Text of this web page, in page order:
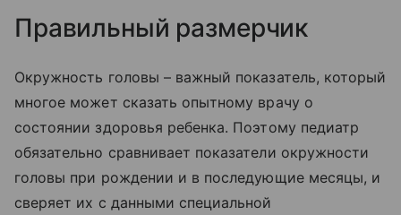
Правильный размерчик
Окружность головы – важный показатель, который
многое может сказать опытному врачу о
состоянии здоровья ребенка. Поэтому педиатр
обязательно сравнивает показатели окружности
головы при рождении и в последующие месяцы, и
сверяет их с данными специальной